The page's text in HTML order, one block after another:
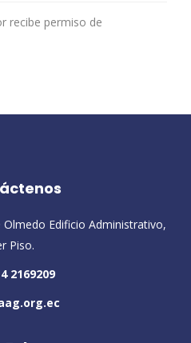
recibe permiso de
Olmedo Edificio Administrativo,
Piso.
2169209